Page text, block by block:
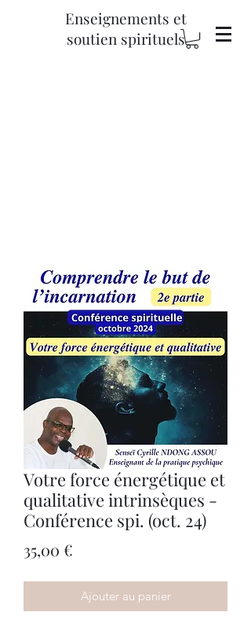
Enseignements et
soutien spirituels
Votre force énergétique et
qualitative intrinsèques -
Conférence spi. (oct. 24)
35,00 €
Ajouter au panier